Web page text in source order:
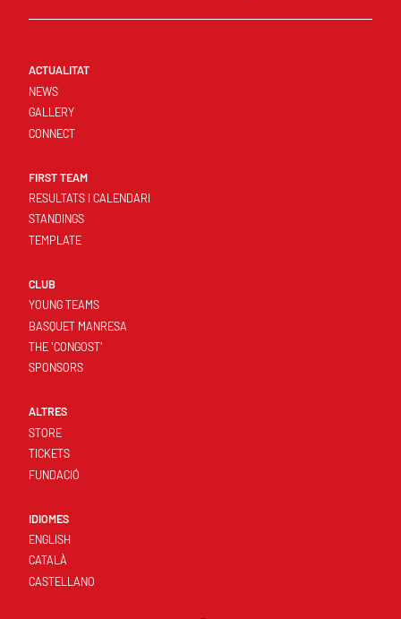
ACTUALITAT
NEWS
GALLERY
CONNECT
FIRST TEAM
RESULTATS I CALENDARI
STANDINGS
TEMPLATE
CLUB
YOUNG TEAMS
BASQUET MANRESA
THE 'CONGOST'
SPONSORS
ALTRES
STORE
TICKETS
FUNDACIÓ
IDIOMES
ENGLISH
CATALÀ
CASTELLANO